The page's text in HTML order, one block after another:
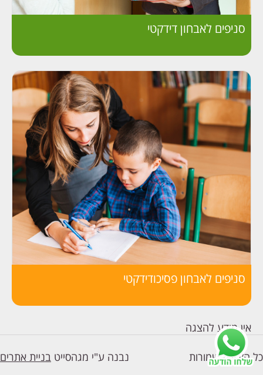
סניפים לאבחון דידקטי
סניפים לאבחון פסיכודידקטי
אין מידע להצגה
כל הזכויות שמורות נבנה ע"י מגהסייט בניית אתרים